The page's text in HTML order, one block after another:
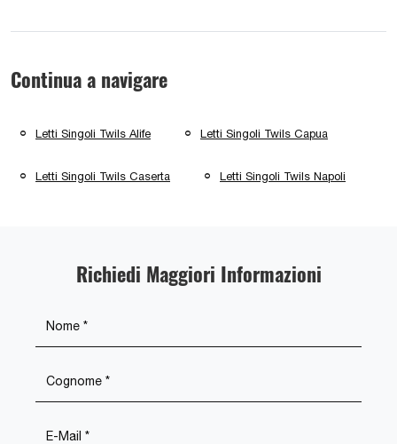
Continua a navigare
Letti Singoli Twils Alife Letti Singoli Twils Capua
Letti Singoli Twils Caserta Letti Singoli Twils Napoli
Richiedi Maggiori Informazioni